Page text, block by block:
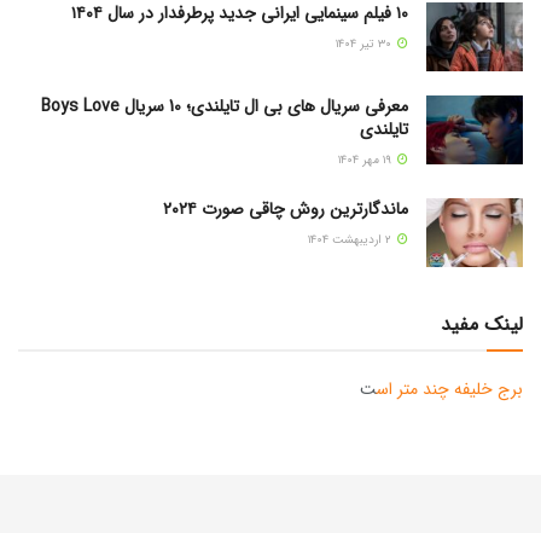
۱۰ فیلم سینمایی ایرانی جدید پرطرفدار در سال ۱۴۰۴
معرفی سریال های بی ال تایلندی؛ 10 سریال Boys Love
تایلندی
ماندگارترین روش چاقی صورت ۲۰۲۴
لینک مفید
برج خلیفه چند متر است